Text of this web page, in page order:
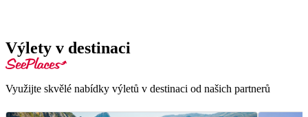
Výlety v destinaci
Využijte skvělé nabídky výletů v destinaci od našich partnerů